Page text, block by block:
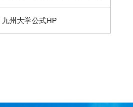
九州大学公式HP